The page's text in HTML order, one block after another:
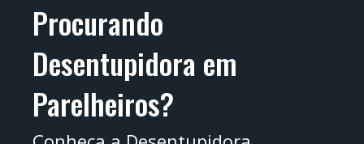
Procurando
Desentupidora em
Parelheiros?